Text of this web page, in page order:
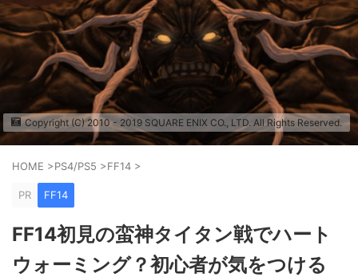
Copyright (C) 2010 - 2019 SQUARE ENIX CO., LTD. All Rights Reserved.
HOME >PS4/PS5 >FF14 >
PR FF14
FF14初見の蛮神タイタン戦でハート
ウォーミング？初心者が気をつける